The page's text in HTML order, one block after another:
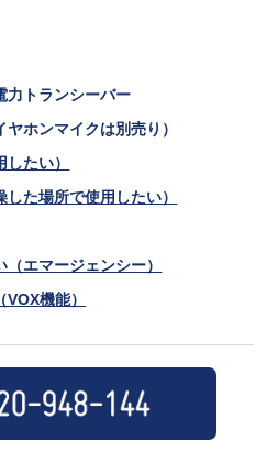
力トランシーバー
ホンマイクは別売り）
たい）
た場所で使用したい）
エマージェンシー）
機能）